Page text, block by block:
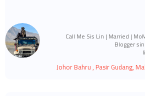
Call Me Sis Lin | Married |
Blogger
Johor Bahru , Pasir Gudang,